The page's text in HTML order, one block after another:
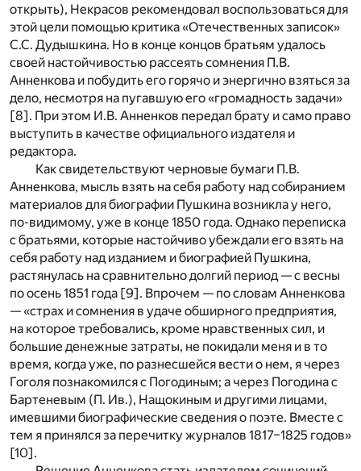
открыть), Некрасов рекомендовал воспользоваться для
этой цели помощью критика «Отечественных записок»
С.С. Дудышкина. Но в конце концов братьям удалось
своей настойчивостью рассеять сомнения П.В.
Анненкова и побудить его горячо и энергично взяться за
дело, несмотря на пугавшую его «громадность задачи»
[8]. При этом И.В. Анненков передал брату и само право
выступить в качестве официального издателя и
редактора.
Как свидетельствуют черновые бумаги П.В.
Анненкова, мысль взять на себя работу над собиранием
материалов для биографии Пушкина возникла у него,
по-видимому, уже в конце 1850 года. Однако переписка
с братьями, которые настойчиво убеждали его взять на
себя работу над изданием и биографией Пушкина,
растянулась на сравнительно долгий период — с весны
по осень 1851 года [9]. Впрочем — по словам Анненкова
— «страх и сомнения в удаче обширного предприятия,
на которое требовались, кроме нравственных сил, и
большие денежные затраты, не покидали меня и в то
время, когда уже, по разнесшейся вести о нем, я через
Гоголя познакомился с Погодиным; а через Погодина с
Бартеневым (П. Ив.), Нащокиным и другими лицами,
имевшими биографические сведения о поэте. Вместе с
тем я принялся за перечитку журналов 1817–1825 годов»
[10].